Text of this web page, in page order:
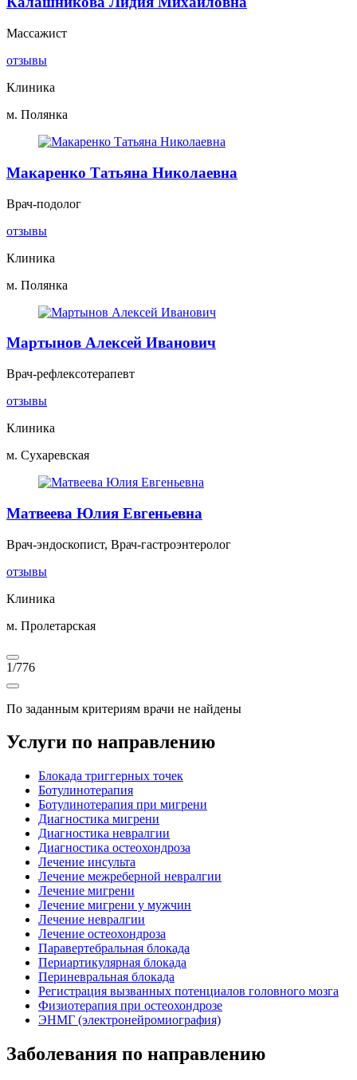
Массажист
отзывы
Клиника
м. Полянка
Макаренко Татьяна Николаевна
Врач-подолог
отзывы
Клиника
м. Полянка
Мартынов Алексей Иванович
Врач-рефлексотерапевт
отзывы
Клиника
м. Сухаревская
Матвеева Юлия Евгеньевна
Врач-эндоскопист, Врач-гастроэнтеролог
отзывы
Клиника
м. Пролетарская
1/776
По заданным критериям врачи не найдены
Услуги по направлению
Блокада триггерных точек
Ботулинотерапия
Ботулинотерапия при мигрени
Диагностика мигрени
Диагностика невралгии
Диагностика остеохондроза
Лечение инсульта
Лечение межреберной невралгии
Лечение мигрени
Лечение мигрени у мужчин
Лечение невралгии
Лечение остеохондроза
Паравертебральная блокада
Периартикулярная блокада
Периневральная блокада
Регистрация вызванных потенциалов головного мозга
Физиотерапия при остеохондрозе
ЭНМГ (электронейромиография)
Заболевания по направлению